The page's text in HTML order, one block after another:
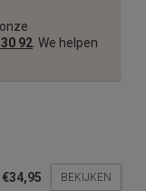
92 . We helpen
€34,95 BEKIJKEN